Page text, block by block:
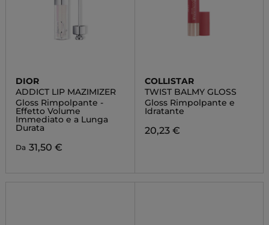
DIOR
ADDICT LIP MAZIMIZER
Gloss Rimpolpante -
Effetto Volume
Immediato e a Lunga
Durata
Da 31,50 €
COLLISTAR
TWIST BALMY GLOSS
Gloss Rimpolpante e
Idratante
20,23 €